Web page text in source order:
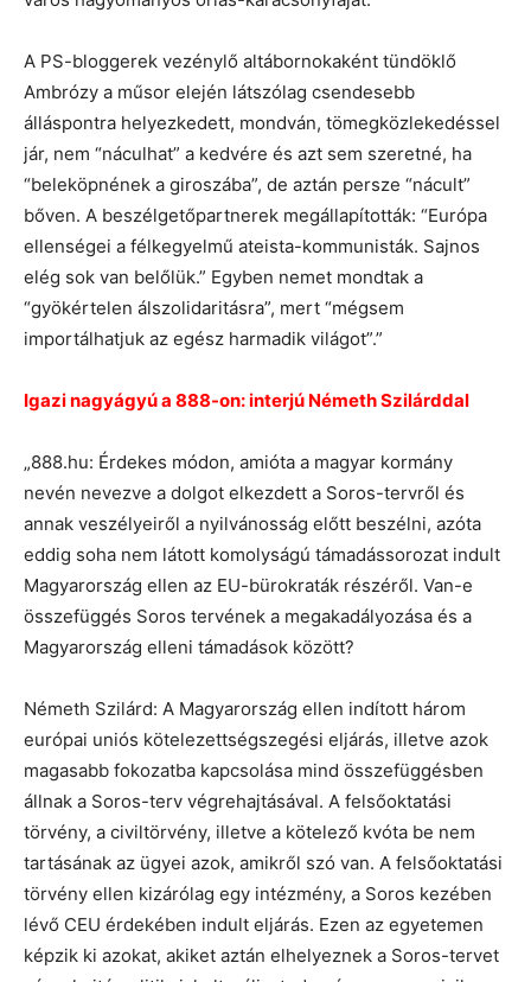
A PS-bloggerek vezénylő altábornokaként tündöklő
Ambrózy a műsor elején látszólag csendesebb
álláspontra helyezkedett, mondván, tömegközlekedéssel
jár, nem “náculhat” a kedvére és azt sem szeretné, ha
“beleköpnének a giroszába”, de aztán persze “nácult”
bőven. A beszélgetőpartnerek megállapították: “Európa
ellenségei a félkegyelmű ateista-kommunisták. Sajnos
elég sok van belőlük.” Egyben nemet mondtak a
“gyökértelen álszolidaritásra”, mert “mégsem
importálhatjuk az egész harmadik világot”.”
Igazi nagyágyú a 888-on: interjú Németh Szilárddal
„888.hu: Érdekes módon, amióta a magyar kormány
nevén nevezve a dolgot elkezdett a Soros-tervről és
annak veszélyeiről a nyilvánosság előtt beszélni, azóta
eddig soha nem látott komolyságú támadássorozat indult
Magyarország ellen az EU-bürokraták részéről. Van-e
összefüggés Soros tervének a megakadályozása és a
Magyarország elleni támadások között?
Németh Szilárd: A Magyarország ellen indított három
európai uniós kötelezettségszegési eljárás, illetve azok
magasabb fokozatba kapcsolása mind összefüggésben
állnak a Soros-terv végrehajtásával. A felsőoktatási
törvény, a civiltörvény, illetve a kötelező kvóta be nem
tartásának az ügyei azok, amikről szó van. A felsőoktatási
törvény ellen kizárólag egy intézmény, a Soros kezében
lévő CEU érdekében indult eljárás. Ezen az egyetemen
képzik ki azokat, akiket aztán elhelyeznek a Soros-tervet